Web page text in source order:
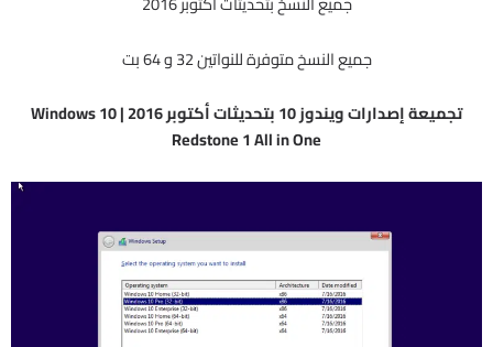
جميع النسخ متوفرة للنواتين 32 و 64 بت
تجميعة إصدارات ويندوز 10 بتحديثات أكتوبر 2016 | Windows 10
Redstone 1 All in One